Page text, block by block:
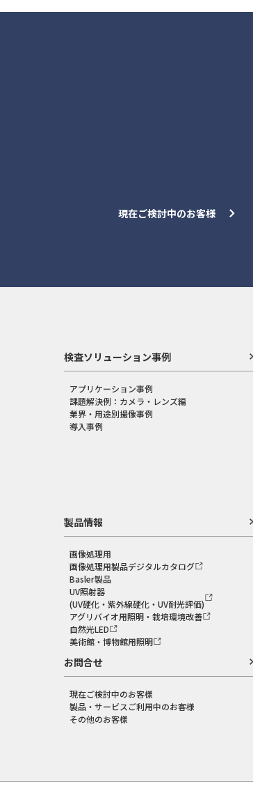
現在ご検討中のお客様
検査ソリューション事例
アプリケーション事例
課題解決例：カメラ・レンズ編
業界・用途別撮像事例
導入事例
製品情報
画像処理用
画像処理用製品デジタルカタログ
Basler製品
UV照射器
(UV硬化・紫外線硬化・UV耐光評価)
アグリバイオ用照明・栽培環境改善
自然光LED
美術館・博物館用照明
お問合せ
現在ご検討中のお客様
製品・サービスご利用中のお客様
その他のお客様